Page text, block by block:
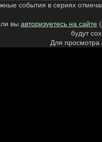
события в сериях
выавторизуетесь на сайте
будут
Для просмотра